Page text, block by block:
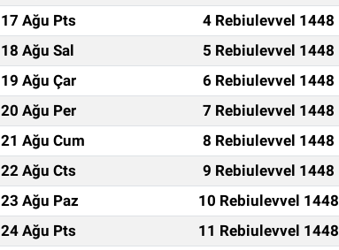
17 Ağu Pts
4 Rebiulevvel 1448
18 Ağu Sal
5 Rebiulevvel 1448
19 Ağu Çar
6 Rebiulevvel 1448
20 Ağu Per
7 Rebiulevvel 1448
21 Ağu Cum
8 Rebiulevvel 1448
22 Ağu Cts
9 Rebiulevvel 1448
23 Ağu Paz
10 Rebiulevvel 1448
24 Ağu Pts
11 Rebiulevvel 1448